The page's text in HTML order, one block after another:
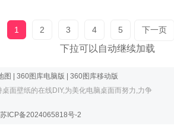
1 2 3 4 5 下一页
下拉可以自动继续加载
图 | 360图库电脑版 | 360图库移动版
桌面壁纸的在线DIY,为美化电脑桌面而努力,力争
苏ICP备2024065818号-2